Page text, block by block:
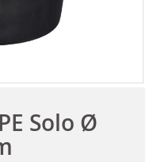
Solo Ø